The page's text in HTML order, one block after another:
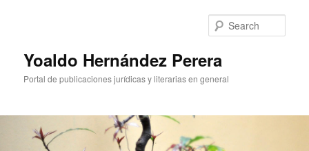
Yoaldo Hernández Perera
Portal de publicaciones jurídicas y literarias en general